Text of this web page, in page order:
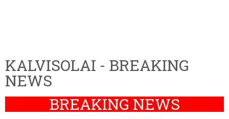
KALVISOLAI - BREAKING
NEWS
BREAKING NEWS